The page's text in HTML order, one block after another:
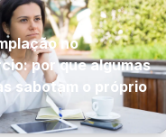
no
por que algumas
sabotam o próprio